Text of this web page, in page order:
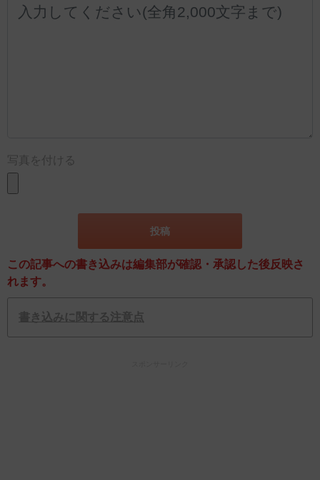
写真を付ける
この記事への書き込みは編集部が確認・承認した後反映さ
れます。
書き込みに関する注意点